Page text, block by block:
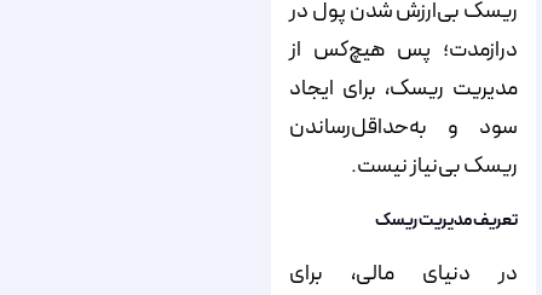
ریسک بی‌ارزش شدن پول در
درازمدت؛ پس هیچ‌کس از
مدیریت ریسک، برای ایجاد
سود و به‌حداقل‌رساندن
ریسک بی‌نیاز نیست.
تعریف مدیریت ریسک
در دنیای مالی، برای